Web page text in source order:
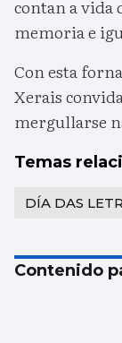
contan a vida
memoria e
Con esta
Xerais
mergullarse
Temas
DÍA DAS
Contenido